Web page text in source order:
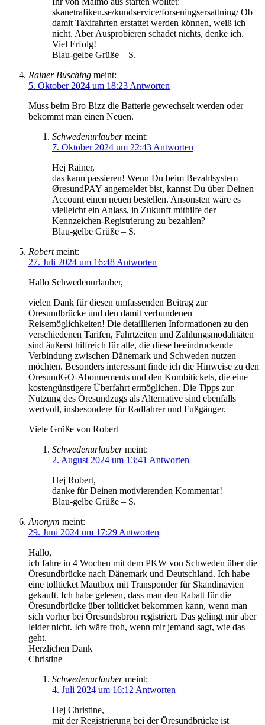
skanetrafiken.se/kundservice/forseningsersattning/ Ob
damit Taxifahrten erstattet werden können, weiß ich
nicht. Aber Ausprobieren schadet nichts, denke ich.
Viel Erfolg!
Blau-gelbe Grüße – S.
Rainer Büsching meint:
5. Oktober 2024 um 18:23 Antworten
Muss beim Bro Bizz die Batterie gewechselt werden oder
bekommt man einen Neuen.
Schwedenurlauber meint:
7. Oktober 2024 um 22:43 Antworten
Hej Rainer,
das kann passieren! Wenn Du beim Bezahlsystem
ØresundPAY angemeldet bist, kannst Du über Deinen
Account einen neuen bestellen. Ansonsten wäre es
vielleicht ein Anlass, in Zukunft mithilfe der
Kennzeichen-Registrierung zu bezahlen?
Blau-gelbe Grüße – S.
Robert meint:
27. Juli 2024 um 16:48 Antworten
Hallo Schwedenurlauber,
vielen Dank für diesen umfassenden Beitrag zur
Öresundbrücke und den damit verbundenen
Reisemöglichkeiten! Die detaillierten Informationen zu den
verschiedenen Tarifen, Fahrtzeiten und Zahlungsmodalitäten
sind äußerst hilfreich für alle, die diese beeindruckende
Verbindung zwischen Dänemark und Schweden nutzen
möchten. Besonders interessant finde ich die Hinweise zu den
ÖresundGO-Abonnements und den Kombitickets, die eine
kostengünstigere Überfahrt ermöglichen. Die Tipps zur
Nutzung des Öresundzugs als Alternative sind ebenfalls
wertvoll, insbesondere für Radfahrer und Fußgänger.
Viele Grüße von Robert
Schwedenurlauber meint:
2. August 2024 um 13:41 Antworten
Hej Robert,
danke für Deinen motivierenden Kommentar!
Blau-gelbe Grüße – S.
Anonym meint:
29. Juni 2024 um 17:29 Antworten
Hallo,
ich fahre in 4 Wochen mit dem PKW von Schweden über die
Öresundbrücke nach Dänemark und Deutschland. Ich habe
eine tollticket Mautbox mit Transponder für Skandinavien
gekauft. Ich habe gelesen, dass man den Rabatt für die
Öresundbrücke über tollticket bekommen kann, wenn man
sich vorher bei Öresundsbron registriert. Das gelingt mir aber
leider nicht. Ich wäre froh, wenn mir jemand sagt, wie das
geht.
Herzlichen Dank
Christine
Schwedenurlauber meint:
4. Juli 2024 um 16:12 Antworten
Hej Christine,
mit der Registrierung bei der Öresundbrücke ist